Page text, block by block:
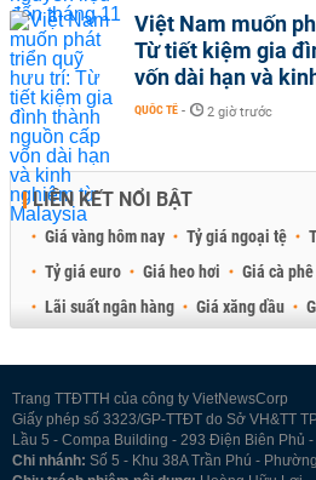
Việt Nam muốn
Từ tiết kiệm gia
vốn dài hạn và
QUỐC TẾ - 2 giờ trước
LIÊN KẾT NỔI BẬT
Giá vàng hôm nay Tỷ giá ngoại tệ
Tỷ giá euro
Giá heo hơi Giá cà phê
Lãi suất ngân hàng
Giá xăng dầu
Trang TTĐTTH của công ty VietNewsCorp
Giấy phép số 3323/GP-TTĐT do Sở VH&TT
Lầu 5 - Compa Building - 293 Điện Biên Phủ
Chi nhánh: Số 5 - Khu 38A Trần Phú -